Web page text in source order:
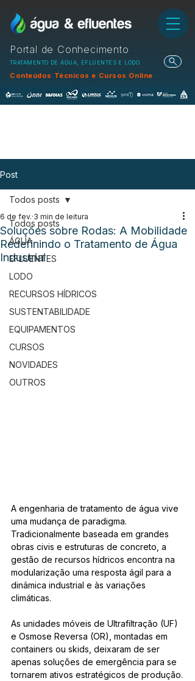
Portal de Conhecimento
TRATAMENTO DE ÁGUA, EFLUENTES E LODO
Conteúdos Técnicos e Cursos Online
Post
Todos posts
ÁGUA
EFLUENTES
LODO
RECURSOS HÍDRICOS
SUSTENTABILIDADE
EQUIPAMENTOS
CURSOS
NOVIDADES
OUTROS
Todos posts
Soluções sobre Rodas: A Mobilidade
Redefinindo o Tratamento de Água
Industrial
6 de fev. 3 min de leitura
A engenharia de tratamento de água vive
uma mudança de paradigma.
Tradicionalmente baseada em grandes
obras civis e estruturas de concreto, a
gestão de recursos hídricos encontra na
modularização uma resposta ágil para a
dinâmica industrial e às variações
climáticas.
As unidades móveis de Ultrafiltração (UF)
e Osmose Reversa (OR), montadas em
containers ou skids, deixaram de ser
apenas soluções de emergência para se
tornarem ativos estratégicos de produção.